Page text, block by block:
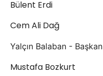
Bülent Erdi
Cem Ali Dağ
Yalçın Balaban - Başkan
Mustafa Bozkurt